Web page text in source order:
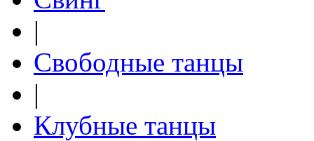
|
Свободные танцы
|
Клубные танцы